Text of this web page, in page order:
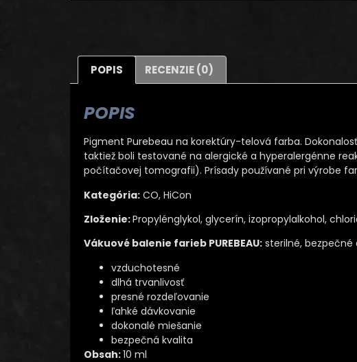
POPIS RECENZIE (0)
POPIS
Pigment Purebeau na korektúry-telová farba.
taktiež boli testované na alergické a hyperalergénne
počítačovej tomografii). Prísady používané pri výrobe
Kategória: CO, HiCon
Zloženie:Propylénglykol, glycerín, izopropylalkohol,
Vákuové balenie farieb PUREBEAU: sterilné, bezpečné
vzduchotesné
dlhá trvanlivosť
presné rozdeľovanie
ľahké dávkovanie
dokonalé miešanie
bezpečná kvalita
Obsah:10 ml